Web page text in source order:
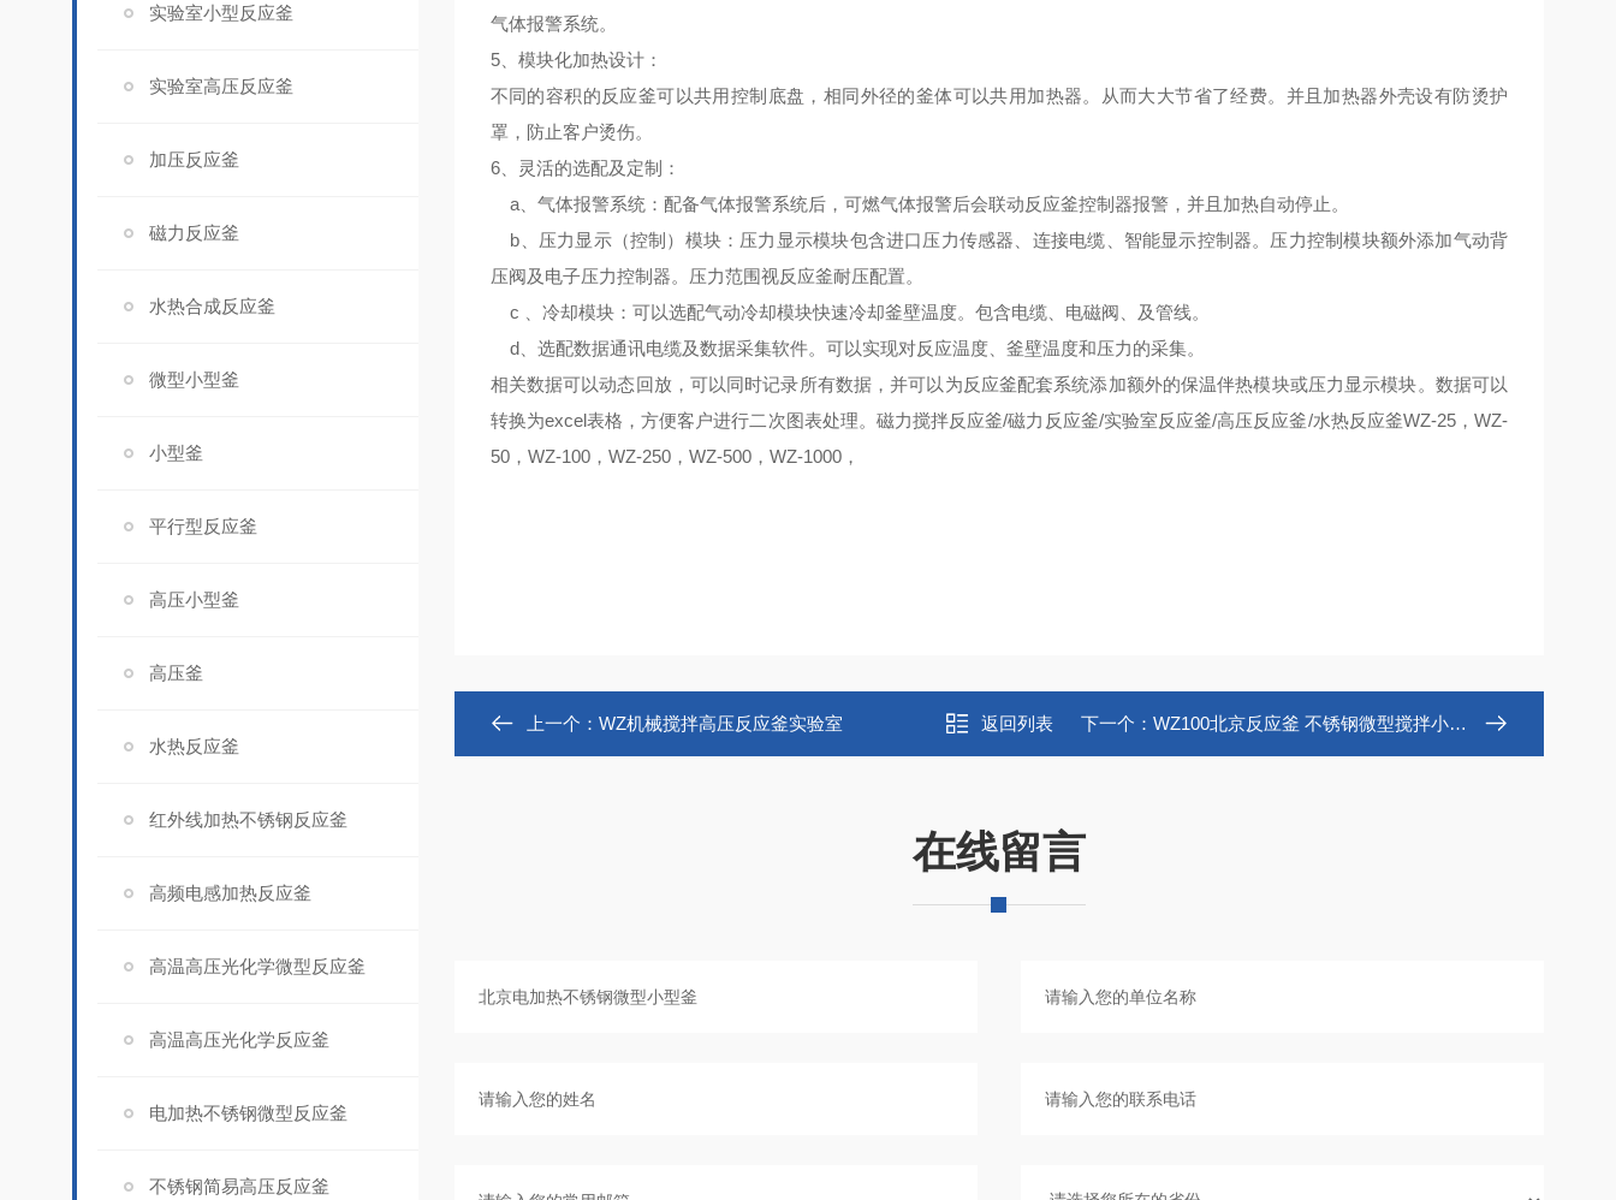
实验室小型反应釜
实验室高压反应釜
加压反应釜
磁力反应釜
水热合成反应釜
微型小型釜
小型釜
平行型反应釜
高压小型釜
高压釜
水热反应釜
红外线加热不锈钢反应釜
高频电感加热反应釜
高温高压光化学微型反应釜
高温高压光化学反应釜
电加热不锈钢微型反应釜
不锈钢简易高压反应釜
气体报警系统。
5、 模块化加热设计：
不同的容积的反应釜可以共用控制底盘，相同外径的釜体可以共用加热器。从而大大节省了经费。并且加热器外壳设有防烫护
罩，防止客户烫伤。
6、
灵活的选配及定制 ：
a、气体报警系统：配备气体报警系统后，可燃气体报警后会联动反应釜控制器报警，并且加热自动停止。
b、压力显示（控制）模块：压力显示模块包含进口压力传感器、连接电缆、智能显示控制器。压力控制模块额外添加气动背
压阀及电子压力控制器。压力范围视反应釜耐压配置。
c 、冷却模块：可以选配气动冷却模块快速冷却釜壁温度。包含电缆、电磁阀、及管线。
d、选配数据通讯电缆及数据采集软件。可以实现对反应温度、釜壁温度和压力的采集。
相关数据可以动态回放，可以同时记录所有数据，并可以为反应釜配套系统添加额外的保温伴热模块或压力显示模块。数据可以
转换为excel表格，方便客户进行二次图表处理。磁力搅拌反应釜/磁力反应釜/实验室反应釜/高压反应釜/水热反应釜WZ-25，WZ-
50，WZ-100，WZ-250，WZ-500，WZ-1000，
上一个： WZ机械搅拌高压反应釜实验室 返回列表 下一个： WZ100北京反应釜 不锈钢微型搅拌小型釜
在线留言